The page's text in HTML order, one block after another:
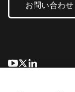
お問い合わせ
新しいタブで開
新しいタブで